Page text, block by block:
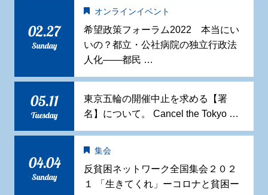
02.27
Sunday
オンラインイベント
希望政策フォーラム2022 本当にい
いの？都立・公社病院の独立行政法
人化——都民 …
05.11
Tuesday
東京五輪の開催中止を求める【署
名】について。 Cancel the Tokyo …
04.04
Sunday
集会
反貧困ネットワーク全国集会２０２
１ 「生きてくれ」ーコロナと貧困ー